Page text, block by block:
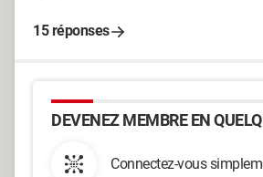
15 réponses
DEVENEZ MEMBRE EN
Connectez-vous